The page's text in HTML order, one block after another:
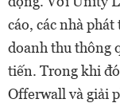
cáo, các nhà
doanh thu thông
tiến. Trong khi
Offerwall và giải